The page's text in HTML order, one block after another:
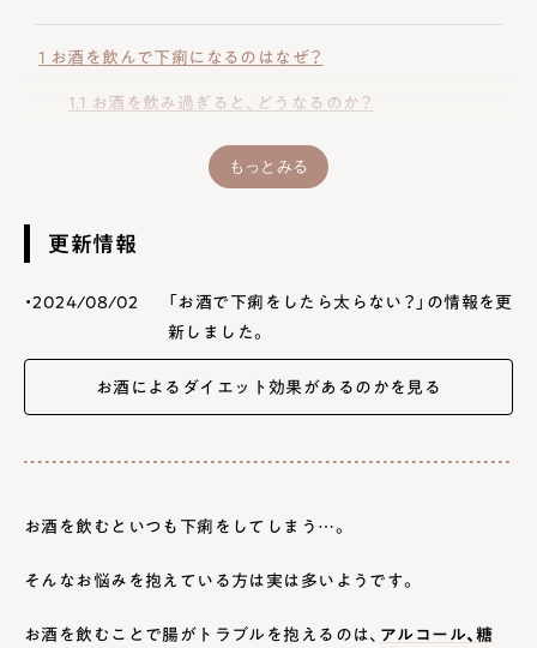
1 お酒を飲んで下痢になるのはなぜ？
1.1 お酒を飲み過ぎると、どうなるのか？
飲み過ぎは大腸がんの原因にも
15g飲酒量が増えるごとに大腸がんのリスクは10%
お酒が抜けるまでの時間
2.2下痢を早く治すためには
3.1カロリーの吸収は小腸で行われる
4【菌ケア的に選ぶなら】からだ想いの良質なお酒4選
4.1マッコリ
4.2 芋焼酎
もっとみる
更新情報
・2024/08/02
「お酒で下痢をしたら太らない？」の情報を更
新しました。
お酒によるダイエット効果があるのかを見る
お酒を飲むといつも下痢をしてしまう…。
そんなお悩みを抱えている方は実は多いようです。
お酒を飲むことで腸がトラブルを抱えるのは、 アルコール、糖